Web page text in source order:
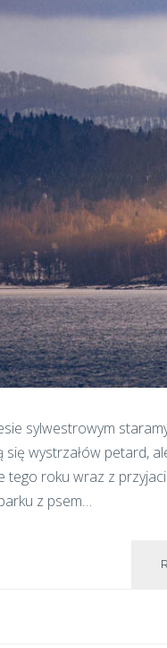
sylwestrowym
się wystrzałów petard,
tego roku wraz z
z psem…